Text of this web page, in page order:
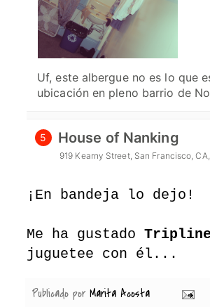
¡En bandeja lo dejo!
Me ha gustado Tripline
juguetee con él...
Publicado por Marita Acosta